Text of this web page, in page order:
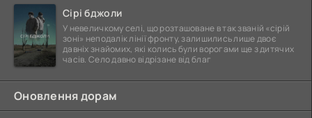
Сірі бджоли
У невеличкому селі, що розташоване в так званій «сірій
зоні» неподалік лінії фронту, залишились лише двоє
давніх знайомих, які колись були ворогами ще з дитячих
часів. Село давно відрізане від благ
Оновлення дорам